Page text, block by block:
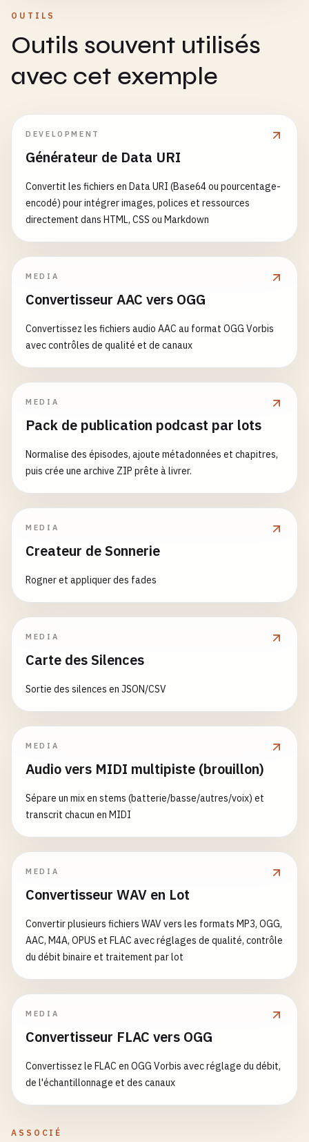
OUTILS
Outils souvent utilisés
avec cet exemple
DEVELOPMENT
Générateur de Data URI
Convertit les fichiers en Data URI (Base64 ou pourcentage-
encodé) pour intégrer images, polices et ressources
directement dans HTML, CSS ou Markdown
MEDIA
Convertisseur AAC vers OGG
Convertissez les fichiers audio AAC au format OGG Vorbis
avec contrôles de qualité et de canaux
MEDIA
Pack de publication podcast par lots
Normalise des épisodes, ajoute métadonnées et chapitres,
puis crée une archive ZIP prête à livrer.
MEDIA
Createur de Sonnerie
Rogner et appliquer des fades
MEDIA
Carte des Silences
Sortie des silences en JSON/CSV
MEDIA
Audio vers MIDI multipiste (brouillon)
Sépare un mix en stems (batterie/basse/autres/voix) et
transcrit chacun en MIDI
MEDIA
Convertisseur WAV en Lot
Convertir plusieurs fichiers WAV vers les formats MP3, OGG,
AAC, M4A, OPUS et FLAC avec réglages de qualité, contrôle
du débit binaire et traitement par lot
MEDIA
Convertisseur FLAC vers OGG
Convertissez le FLAC en OGG Vorbis avec réglage du débit,
de l'échantillonnage et des canaux
ASSOCIÉ